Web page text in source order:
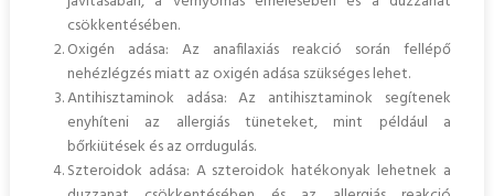
csökkentésében.
Oxigén adása: Az anafilaxiás reakció során fellépő
nehézlégzés miatt az oxigén adása szükséges lehet.
Antihisztaminok adása: Az antihisztaminok segítenek
enyhíteni az allergiás tüneteket, mint például a
bőrkiütések és az orrdugulás.
Szteroidok adása: A szteroidok hatékonyak lehetnek a